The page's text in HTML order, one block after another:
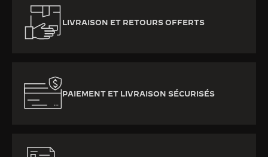
LIVRAISON ET RETOURS OFFERTS
PAIEMENT ET LIVRAISON SÉCURISÉS